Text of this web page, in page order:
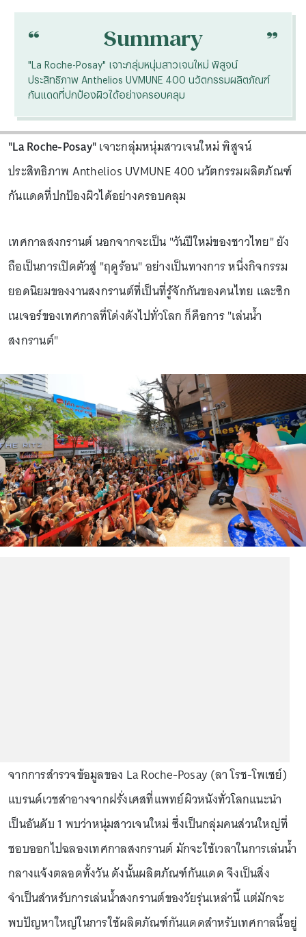
“ Summary “
"La Roche-Posay" เจาะกลุ่มหนุ่มสาวเจนใหม่ พิสูจน์
ประสิทธิภาพ Anthelios UVMUNE 400 นวัตกรรมผลิตภัณฑ์
กันแดดที่ปกป้องผิวได้อย่างครอบคลุม
"La Roche-Posay"เจาะกลุ่มหนุ่มสาวเจนใหม่ พิสูจน์
ประสิทธิภาพ Anthelios UVMUNE 400 นวัตกรรมผลิตภัณฑ์
กันแดดที่ปกป้องผิวได้อย่างครอบคลุม
เทศกาลสงกรานต์ นอกจากจะเป็น "วันปีใหม่ของชาวไทย" ยัง
ถือเป็นการเปิดตัวสู่ "ฤดูร้อน" อย่างเป็นทางการ หนึ่งกิจกรรม
ยอดนิยมของงานสงกรานต์ที่เป็นที่รู้จักกันของคนไทย และซิก
เนเจอร์ของเทศกาลที่โด่งดังไปทั่วโลก ก็คือการ "เล่นน้ำ
สงกรานต์"
จากการสำรวจข้อมูลของ La Roche-Posay (ลา โรช-โพเซย์)
แบรนด์เวชสำอางจากฝรั่งเศสที่แพทย์ผิวหนังทั่วโลกแนะนำ
เป็นอันดับ 1 พบว่าหนุ่มสาวเจนใหม่ ซึ่งเป็นกลุ่มคนส่วนใหญ่ที่
ชอบออกไปฉลองเทศกาลสงกรานต์ มักจะใช้เวลาในการเล่นน้ำ
กลางแจ้งตลอดทั้งวัน ดังนั้นผลิตภัณฑ์กันแดด จึงเป็นสิ่ง
จำเป็นสำหรับการเล่นน้ำสงกรานต์ของวัยรุ่นเหล่านี้ แต่มักจะ
พบปัญหาใหญ่ในการใช้ผลิตภัณฑ์กันแดดสำหรับเทศกาลนี้อยู่